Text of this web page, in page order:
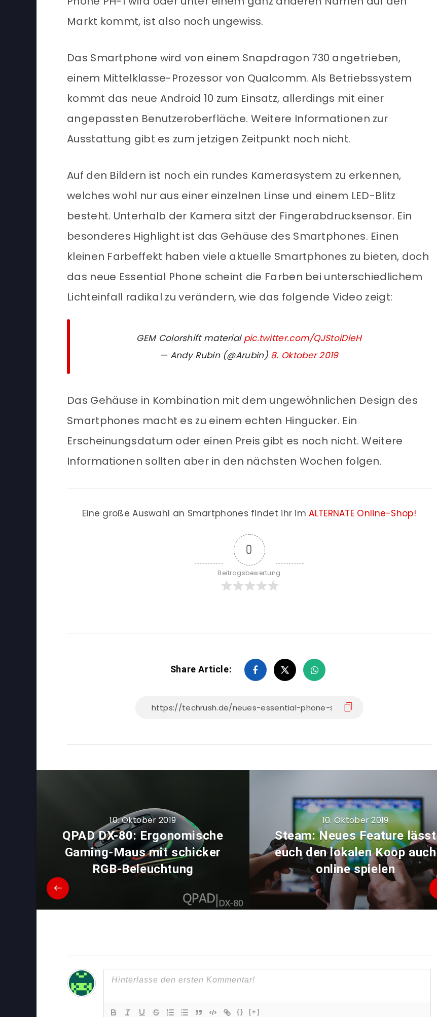
Markt kommt, ist also noch ungewiss.
Das Smartphone wird von einem Snapdragon 730 angetrieben,
einem Mittelklasse-Prozessor von Qualcomm. Als Betriebssystem
kommt das neue Android 10 zum Einsatz, allerdings mit einer
angepassten Benutzeroberfläche. Weitere Informationen zur
Ausstattung gibt es zum jetzigen Zeitpunkt noch nicht.
Auf den Bildern ist noch ein rundes Kamerasystem zu erkennen,
welches wohl nur aus einer einzelnen Linse und einem LED-Blitz
besteht. Unterhalb der Kamera sitzt der Fingerabdrucksensor. Ein
besonderes Highlight ist das Gehäuse des Smartphones. Einen
kleinen Farbeffekt haben viele aktuelle Smartphones zu bieten, doch
das neue Essential Phone scheint die Farben bei unterschiedlichem
Lichteinfall radikal zu verändern, wie das folgende Video zeigt:
GEM Colorshift material pic.twitter.com/QJStoiDleH
— Andy Rubin (@Arubin) 8. Oktober 2019
Das Gehäuse in Kombination mit dem ungewöhnlichen Design des
Smartphones macht es zu einem echten Hingucker. Ein
Erscheinungsdatum oder einen Preis gibt es noch nicht. Weitere
Informationen sollten aber in den nächsten Wochen folgen.
Eine große Auswahl an Smartphones findet ihr imALTERNATE Online-Shop!
0
Beitragsbewertung
Share Article:
10. Oktober 2019
QPAD DX-80: Ergonomische
Gaming-Maus mit schicker
RGB-Beleuchtung
10. Oktober 2019
Steam: Neues Feature lässt
euch den lokalen Koop auch
online spielen
{} [+]